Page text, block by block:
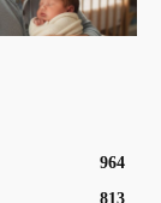
964
813